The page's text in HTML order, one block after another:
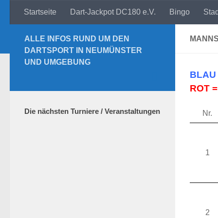
Zum Inhalt springen
Startseite Dart-Jackpot DC180 e.V. Bingo
ROT
Nr.
1
2
ALLE INFOS RUND UM DEN
DARTSPORT IN NEUMÜNSTER
UND UMGEBUNG
Die nächsten Turniere / Veranstaltungen